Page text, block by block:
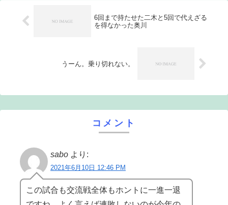
6回まで持たせた二木と5回で代えざる
を得なかった奥川
うーん。乗り切れない。
コメント
sabo より:
2021年6月10日 12:46 PM
この試合も交流戦全体もホントに一進一退